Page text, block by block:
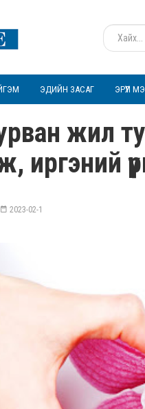
ЭДИЙН ЗАСАГ ЭРҮҮЛ
гурван
2023-02-1